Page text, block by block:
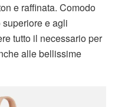
e raffinata. Comodo
e agli
tutto il necessario per
alle bellissime